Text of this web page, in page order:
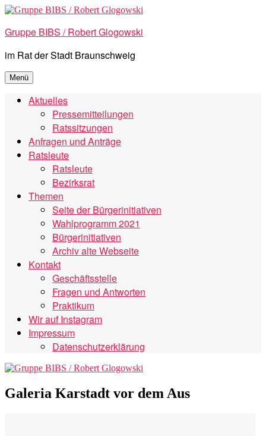
Zum
springen
Gruppe BIBS / Robert Glogowski
im Rat der Stadt Braunschweig
Menü
Aktuelles
Pressemitteilungen
Ratssitzungen
Anfragen und Anträge
Ratsleute
Ratsleute
Bezirksrat
Themen
Seite der Bürgerinitiativen
Wahlprogramm 2021
Bürgerinitiativen
Archiv alte Webseite
Kontakt
Geschäftsstelle
Fragen und Antworten
Praktikum
Wir auf Instagram
Impressum
Datenschutzerklärung
Galeria Karstadt vor dem Aus